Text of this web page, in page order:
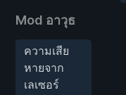
Mod อาวุธ
ความเสีย
หายจาก
เลเซอร์